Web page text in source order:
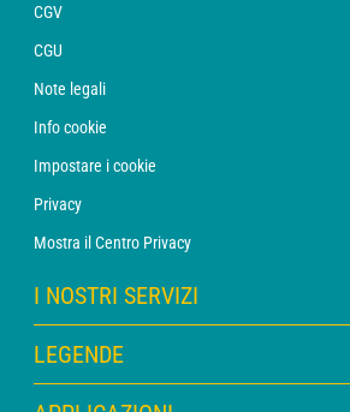
CGV
CGU
Note legali
Info cookie
Impostare i cookie
Privacy
Mostra il Centro Privacy
I NOSTRI SERVIZI
Abbonamento METEO Xpert
Abbonamento METEO PRO
LEGENDE
Legenda delle mappe